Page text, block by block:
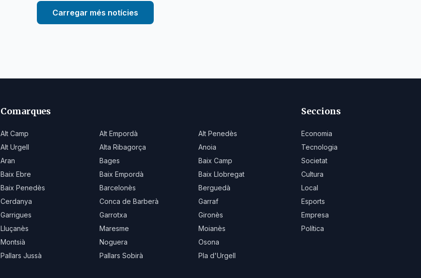
Carregar més notícies
Comarques
Alt Camp Alt Empordà
Alt Penedès
Alt Urgell
Alta Ribagorça
Anoia
Aran
Bages
Baix Camp
Baix Ebre
Baix Empordà
Baix Llobregat
Baix Penedès
Barcelonès
Berguedà
Cerdanya
Conca de Barberà
Garraf
Garrigues
Garrotxa
Gironès
Lluçanès
Maresme
Moianès
Montsià
Noguera
Osona
Pallars Jussà
Pallars Sobirà Pla d'Urgell
Seccions
Economia
Tecnologia
Societat
Cultura
Local
Esports
Empresa
Política